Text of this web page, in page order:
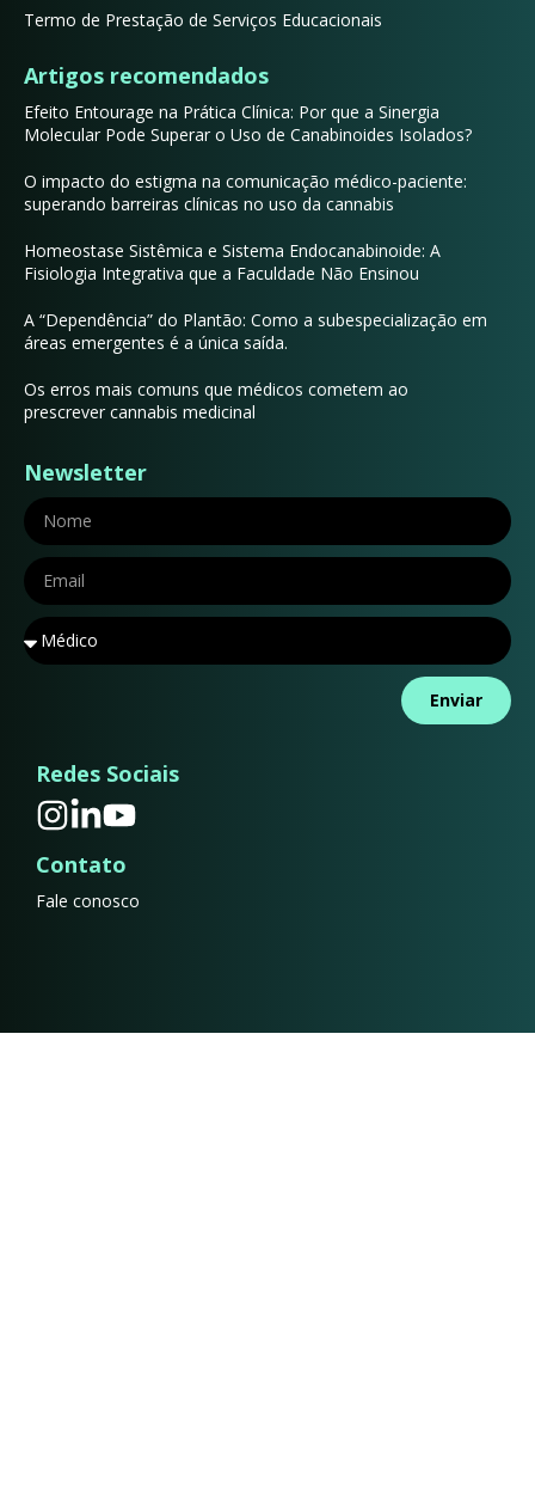
Termo de Prestação de Serviços Educacionais
Artigos recomendados
Efeito Entourage na Prática Clínica: Por que a Sinergia
Molecular Pode Superar o Uso de Canabinoides Isolados?
O impacto do estigma na comunicação médico-paciente:
superando barreiras clínicas no uso da cannabis
Homeostase Sistêmica e Sistema Endocanabinoide: A
Fisiologia Integrativa que a Faculdade Não Ensinou
A “Dependência” do Plantão: Como a subespecialização em
áreas emergentes é a única saída.
Os erros mais comuns que médicos cometem ao
prescrever cannabis medicinal
Newsletter
Enviar
Redes Sociais
Contato
Fale conosco